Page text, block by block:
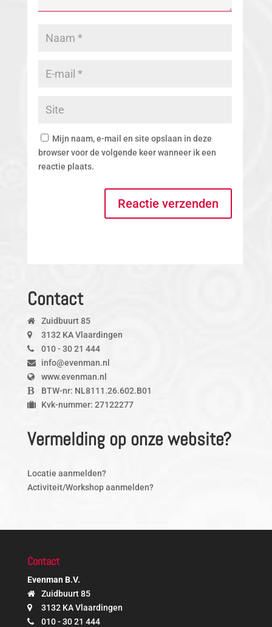
Mijn naam, e-mail en site opslaan in deze
browser voor de volgende keer wanneer ik een
reactie plaats.
Contact
Zuidbuurt 85
3132 KA Vlaardingen
010 - 30 21 444
info@evenman.nl
www.evenman.nl
BTW-nr: NL8111.26.602.B01
Kvk-nummer: 27122277
Vermelding op onze website?
Locatie aanmelden?
Activiteit/Workshop aanmelden?
Contact
Evenman B.V.
Zuidbuurt 85
3132 KA Vlaardingen
010 - 30 21 444